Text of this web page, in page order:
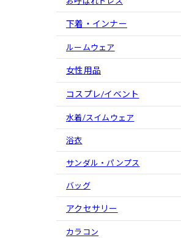
下着・インナー
ルームウェア
女性用品
コスプレ/イベント
水着/スイムウェア
浴衣
サンダル・パンプス
バッグ
アクセサリー
カラコン